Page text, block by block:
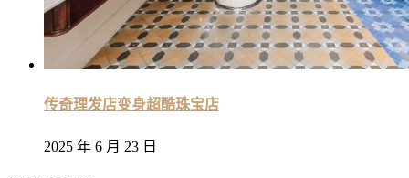
传奇理发店变身超酷珠宝店
2025 年 6 月 23 日